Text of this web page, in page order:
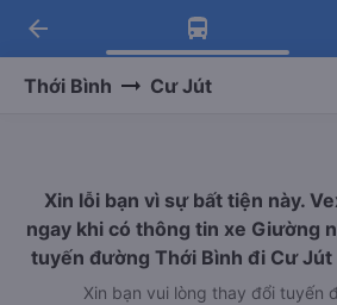
Tải app Vexere ngay!
Nhận ưu đãi thành viên độc
Tải app Vexere
-30k/ghế khi đặt vé máy
arrow_back
Thới Bình Cư Jút
Xin lỗi bạn vì sự bất tiện này.
ngay khi có thông tin xe Giường
tuyến đường Thới Bình đi Cư
Xin bạn vui lòng thay đổi tuyến